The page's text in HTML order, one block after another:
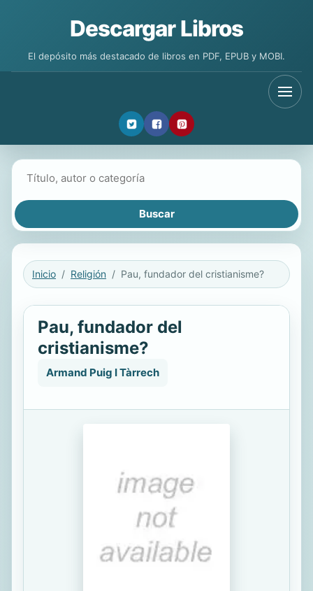
Descargar Libros
El depósito más destacado de libros en PDF, EPUB y MOBI.
Inicio Religión Pau, fundador del cristianisme?
Pau, fundador del
cristianisme?
Armand Puig I Tàrrech